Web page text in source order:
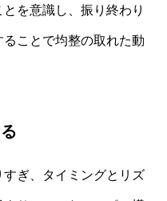
を意識し、振り終わり
ことで均整の取れた動
ぎ、タイミングとリズ